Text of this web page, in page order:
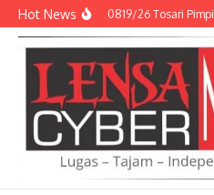
Lewati ke konten
Hot NewsDanramil 0819/26 Tosari